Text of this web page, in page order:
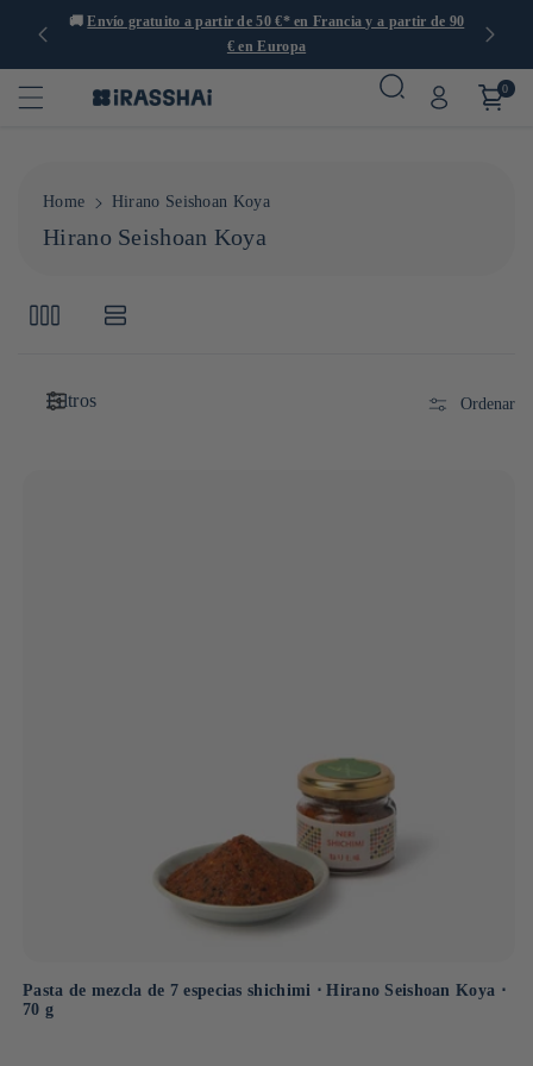
🚚Envío gratuito a partir de 50 €* en Francia y a partir de 90
€ en Europa
0
Home Hirano Seishoan Koya
C
e
i
Hirano Seishoan Koya
Filtros Ordenar
Pasta de mezcla de 7 especias shichimi ⋅ Hirano Seishoan Koya ⋅
70 g